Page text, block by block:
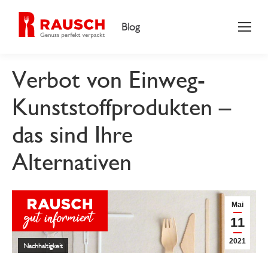
Blog
Verbot von Einweg-
Kunststoffprodukten –
das sind Ihre
Alternativen
Mai
11
2021
Nachhaltigkeit